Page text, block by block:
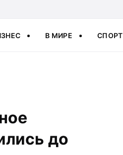
В МИРЕ СПОРТ
до